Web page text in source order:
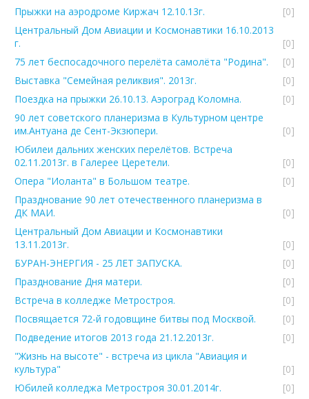
Прыжки на аэродроме Киржач 12.10.13г.
[0]
Центральный Дом Авиации и Космонавтики 16.10.2013
г.
[0]
75 лет беспосадочного перелёта самолёта "Родина".
[0]
Выставка "Семейная реликвия". 2013г.
[0]
Поездка на прыжки 26.10.13. Аэроград Коломна.
[0]
90 лет советского планеризма в Культурном центре
им.Антуана де Сент-Экзюпери.
[0]
Юбилеи дальних женских перелётов. Встреча
02.11.2013г. в Галерее Церетели.
[0]
Опера "Иоланта" в Большом театре.
[0]
Празднование 90 лет отечественного планеризма в
ДК МАИ.
[0]
Центральный Дом Авиации и Космонавтики
13.11.2013г.
[0]
БУРАН-ЭНЕРГИЯ - 25 ЛЕТ ЗАПУСКА.
[0]
Празднование Дня матери.
[0]
Встреча в колледже Метростроя.
[0]
Посвящается 72-й годовщине битвы под Москвой.
[0]
Подведение итогов 2013 года 21.12.2013г.
[0]
"Жизнь на высоте" - встреча из цикла "Авиация и
культура"
[0]
Юбилей колледжа Метростроя 30.01.2014г.
[0]